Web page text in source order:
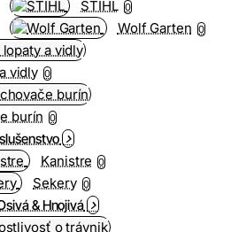
STIHL 0
Wolf Garten 0
vidly 0
burín 0
Kanistre 0
Sekery 0
& Hnojivá